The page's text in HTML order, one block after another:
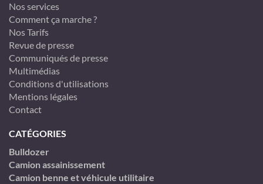
Nos services
Comment ça marche ?
Nos Tarifs
Revue de presse
Communiqués de presse
Multimédias
Conditions d'utilisations
Mentions légales
Contact
CATÉGORIES
Bulldozer
Camion assainissement
Camion benne et véhicule utilitaire